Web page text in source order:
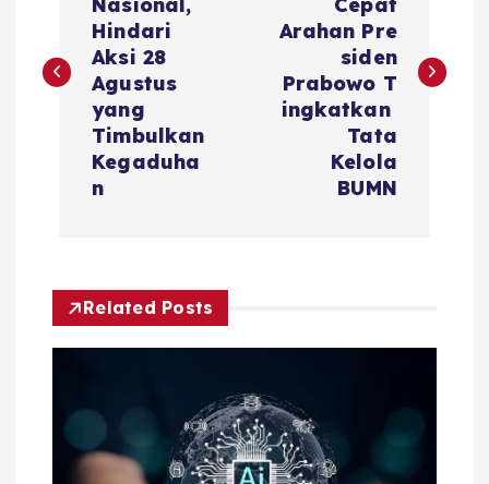
t
g
Nasional,
Hindari
Aksi 28
Agustus
yang
Timbulkan
Kegaduha
n
Cepat
Arahan Pre
siden
Prabowo T
ingkatkan
Tata
Kelola
BUMN
Related Posts